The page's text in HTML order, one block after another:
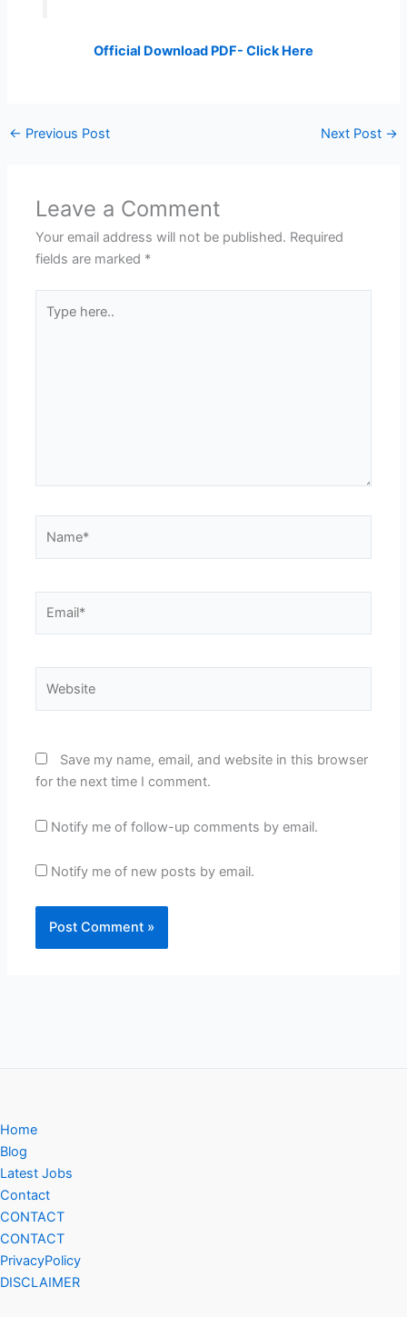
Official Download PDF- Click Here
← Previous Post Next Post →
Leave a Comment
Your email address will not be published. Required
fields are marked *
here..
Save my name, email, and website in this browser
for the next time I comment.
Notify me of follow-up comments by email.
Notify me of new posts by email.
Home
Blog
Latest Jobs
Contact
CONTACT
CONTACT
PrivacyPolicy
DISCLAIMER